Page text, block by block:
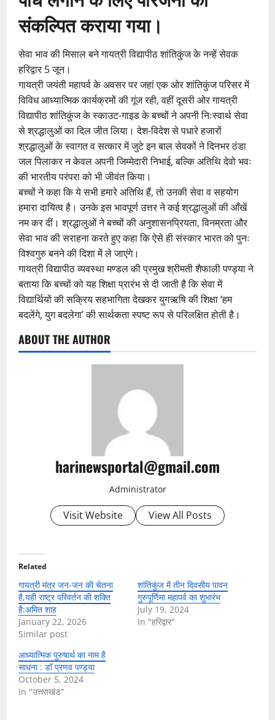
संकल्पित कराया गया।
सेवा भाव की मिसाल बने गायत्री विद्यापीठ शांतिकुंज के नन्हें सेवक
हरिद्वार 5 जून।
गायत्री जयंती महापर्व के अवसर पर जहां एक ओर शांतिकुंज परिसर में
विविध आध्यात्मिक कार्यक्रमों की गूंज रही, वहीं दूसरी ओर गायत्री
विद्यापीठ शांतिकुंज के स्काउट-गाइड के बच्चों ने अपनी निःस्वार्थ सेवा
से श्रद्धालुओं का दिल जीत लिया। देश-विदेश से पधारे हजारों
श्रद्धालुओं के स्वागत व सत्कार में जुटे इन बाल सेवकों ने दिनभर ठंडा
जल पिलाकर न केवल अपनी जिम्मेदारी निभाई, बल्कि अतिथि देवो भवः
की भारतीय परंपरा को भी जीवंत किया।
बच्चों ने कहा कि ये सभी हमारे अतिथि हैं, तो उनकी सेवा व सहयोग
हमारा दायित्व है। उनके इस भावपूर्ण उत्तर ने कई श्रद्धालुओं की आँखें
नम कर दीं। श्रद्धालुओं ने बच्चों की अनुशासनप्रियता, विनम्रता और
सेवा भाव की सराहना करते हुए कहा कि ऐसे ही संस्कार भारत को पुनः
विश्वगुरु बनने की दिशा में ले जाएंगे।
गायत्री विद्यापीठ व्यवस्था मण्डल की प्रमुख श्रीमती शैफाली पण्ड्या ने
बताया कि बच्चों को यह शिक्षा प्रारंभ से दी जाती है कि सेवा में
विद्यार्थियों की सक्रिय सहभागिता देखकर युगऋषि की शिक्षा ‘हम
बदलेंगे, युग बदलेगा’ की सार्थकता स्पष्ट रूप से परिलक्षित होती है।
ABOUT THE AUTHOR
harinewsportal@gmail.com
Administrator
Visit Website View All Posts
Related
गायत्री मंत्र जन-जन की चेतना
है,यही राष्ट्र परिवर्तन की शक्ति
है:अमित शाह
January 22, 2026
Similar post
शांतिकुंज में तीन दिवसीय पावन
गुरुपूर्णिमा महापर्व का शुभारंभ
July 19, 2024
In "हरिद्वार"
आध्यात्मिक पुरुषार्थ का नाम है
साधना : डॉ प्रणव पण्ड्या
October 5, 2024
In "उत्तराखंड"